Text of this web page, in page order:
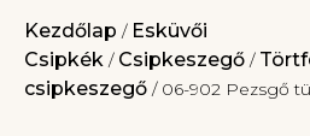
Kezdőlap / Esküvői
Csipkék / Csipkeszegő /
csipkeszegő / 06-902 Pezsgő